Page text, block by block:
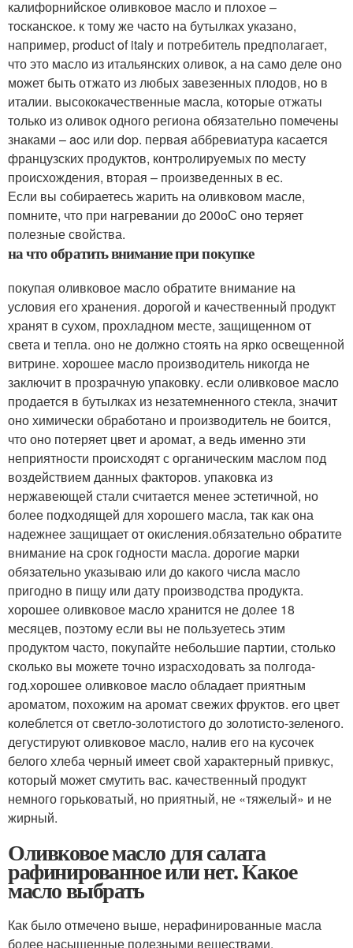
калифорнийское оливковое масло и плохое –
тосканское. к тому же часто на бутылках указано,
например, product of italy и потребитель предполагает,
что это масло из итальянских оливок, а на само деле оно
может быть отжато из любых завезенных плодов, но в
италии. высококачественные масла, которые отжаты
только из оливок одного региона обязательно помечены
знаками – aoc или dop. первая аббревиатура касается
французских продуктов, контролируемых по месту
происхождения, вторая – произведенных в ес.
Если вы собираетесь жарить на оливковом масле,
помните, что при нагревании до 200оС оно теряет
полезные свойства.
на что обратить внимание при покупке
покупая оливковое масло обратите внимание на
условия его хранения. дорогой и качественный продукт
хранят в сухом, прохладном месте, защищенном от
света и тепла. оно не должно стоять на ярко освещенной
витрине. хорошее масло производитель никогда не
заключит в прозрачную упаковку. если оливковое масло
продается в бутылках из незатемненного стекла, значит
оно химически обработано и производитель не боится,
что оно потеряет цвет и аромат, а ведь именно эти
неприятности происходят с органическим маслом под
воздействием данных факторов. упаковка из
нержавеющей стали считается менее эстетичной, но
более подходящей для хорошего масла, так как она
надежнее защищает от окисления.обязательно обратите
внимание на срок годности масла. дорогие марки
обязательно указываю или до какого числа масло
пригодно в пищу или дату производства продукта.
хорошее оливковое масло хранится не долее 18
месяцев, поэтому если вы не пользуетесь этим
продуктом часто, покупайте небольшие партии, столько
сколько вы можете точно израсходовать за полгода-
год.хорошее оливковое масло обладает приятным
ароматом, похожим на аромат свежих фруктов. его цвет
колеблется от светло-золотистого до золотисто-зеленого.
дегустируют оливковое масло, налив его на кусочек
белого хлеба черный имеет свой характерный привкус,
который может смутить вас. качественный продукт
немного горьковатый, но приятный, не «тяжелый» и не
жирный.
Оливковое масло для салата
рафинированное или нет. Какое
масло выбрать
Как было отмечено выше, нерафинированные масла
более насыщенные полезными веществами,